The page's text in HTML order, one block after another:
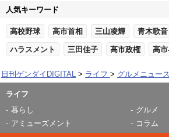
人気キーワード
高校野球 高市首相 三山凌輝 青木歌音
ハラスメント 三田佳子 高市政権 高
日刊ゲンダイDIGITAL ライフ グルメニュース
ライフ
暮らし
グルメ
アミューズメント
コラム